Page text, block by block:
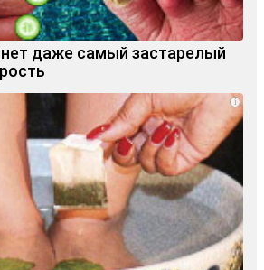
даже самый застарелый
i